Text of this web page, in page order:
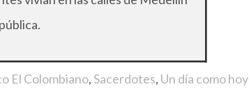
El Colombiano,Sacerdotes, Un día como hoy